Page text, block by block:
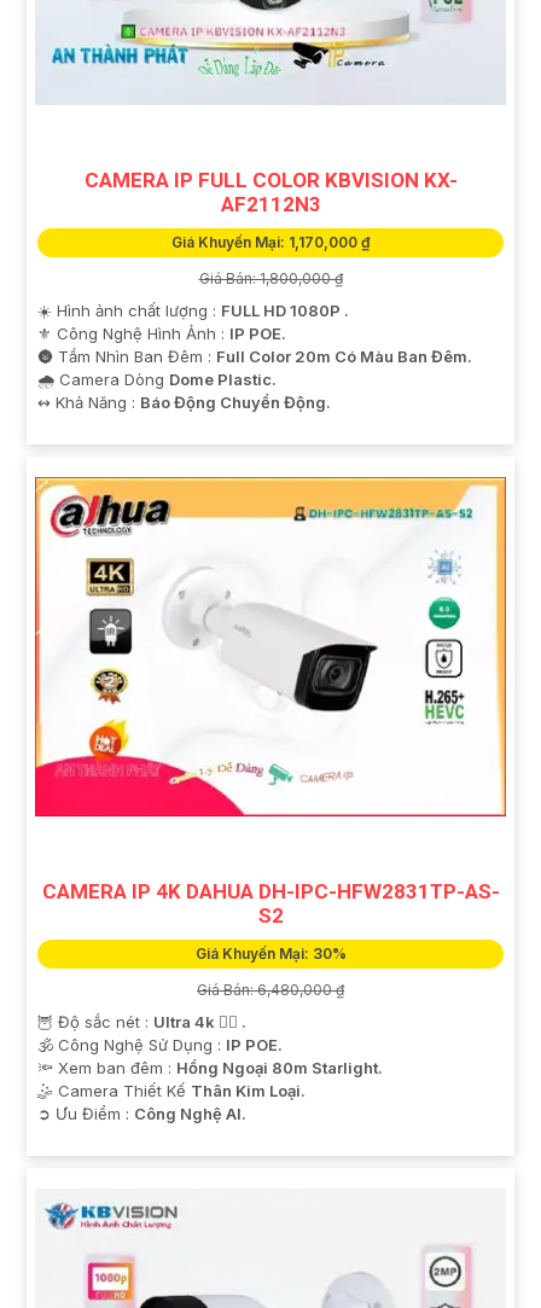
CAMERA IP FULL COLOR KBVISION KX-
AF2112N3
Giá Khuyến Mại: 1,170,000 ₫
Giá Bán: 1,800,000 ₫
☀️ Hình ảnh chất lượng : FULL HD 1080P .
⚜️ Công Nghệ Hình Ảnh : IP POE.
🌚 Tầm Nhìn Ban Đêm : Full Color 20m Có Màu Ban Đêm.
🌧️ Camera Dòng Dome Plastic.
️↭ Khả Năng : Báo Động Chuyển Động.
CAMERA IP 4K DAHUA DH-IPC-HFW2831TP-AS-
S2
Giá Khuyến Mại: 30%
Giá Bán: 6,480,000 ₫
🦉 Độ sắc nét : Ultra 4k 👍🏾 .
🕉️ Công Nghệ Sử Dụng : IP POE.
🔦 Xem ban đêm : Hồng Ngoại 80m Starlight.
🤹 Camera Thiết Kế Thân Kim Loại.
️➲ Ưu Điểm : Công Nghệ AI.